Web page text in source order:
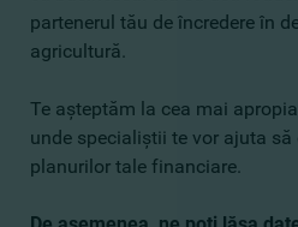
partenerul tău de încredere în
agricultură.
Te aşteptăm la cea mai
unde specialiştii te vor ajuta
planurilor tale financiare.